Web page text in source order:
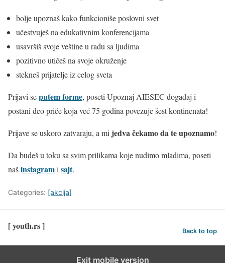
bolje upoznaš kako funkcioniše poslovni svet
učestvuješ na edukativnim konferencijama
usavršiš svoje veštine u radu sa ljudima
pozitivno utičeš na svoje okruženje
stekneš prijatelje iz celog sveta
Prijavi seputem forme, poseti Upoznaj AIESEC događaj i
postani deo priče koja već 75 godina povezuje šest kontinenata!
Prijave se uskoro zatvaraju, a mi jedva čekamo da te upoznamo!
Da budeš u toku sa svim prilikama koje nudimo mladima, poseti
našinstagrami sajt.
Categories: [akcija]
[ youth.rs ] Back to top
Exit mobile version